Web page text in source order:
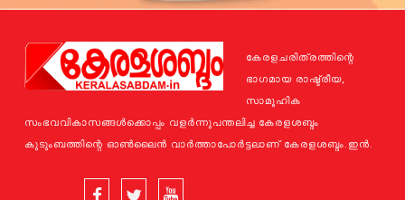
കേരളചരിത്രത്തിന്റെ
ഭാഗമായ രാഷ്ട്രീയ,
സാമൂഹിക
സംഭവവികാസങ്ങള്‍ക്കൊപ്പം വളര്‍ന്നുപന്തലിച്ച കേരളശബ്ദം
കുടുംബത്തിന്റെ ഓണ്‍ലൈന്‍ വാര്‍ത്താപോര്‍ട്ടലാണ് കേരളശബ്ദം.ഇന്‍.